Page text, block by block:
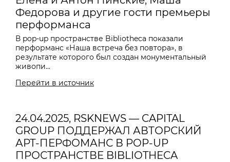
Федорова и другие гости премьеры
перформанса
В pop-up пространстве Bibliotheca показали
перформанс «Наша встреча без повтора», в
результате которого был создан монументальный
живопи...
Перейти в источник
24.04.2025, RSKNEWS — CAPITAL
GROUP ПОДДЕРЖАЛ АВТОРСКИЙ
АРТ-ПЕРФОМАНС В POP-UP
ПРОСТРАНСТВЕ BIBLIOTHECA